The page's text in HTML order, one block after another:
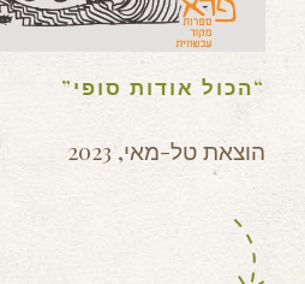
“הכול אודות סופי”
הוצאת טל-מאי, 2023